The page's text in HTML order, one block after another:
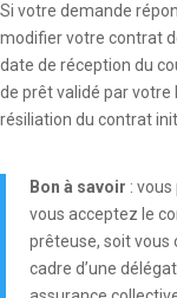
Si votre demande
modifier votre contrat
date de réception du
de prêt validé par votre
résiliation du contrat
Bon à savoir :
vous acceptez le
prêteuse, soit vous
cadre d’une